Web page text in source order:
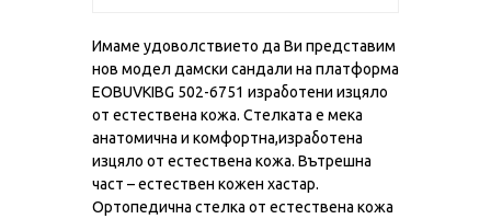
Имаме удоволствието да Ви представим
нов модел дамски сандали на платформа
EOBUVKIBG 502-6751 изработени изцяло
от естествена кожа. Стелката е мека
анатомична и комфортна,изработена
изцяло от естествена кожа. Вътрешна
част – естествен кожен хастар.
Ортопедична стелка от естествена кожа